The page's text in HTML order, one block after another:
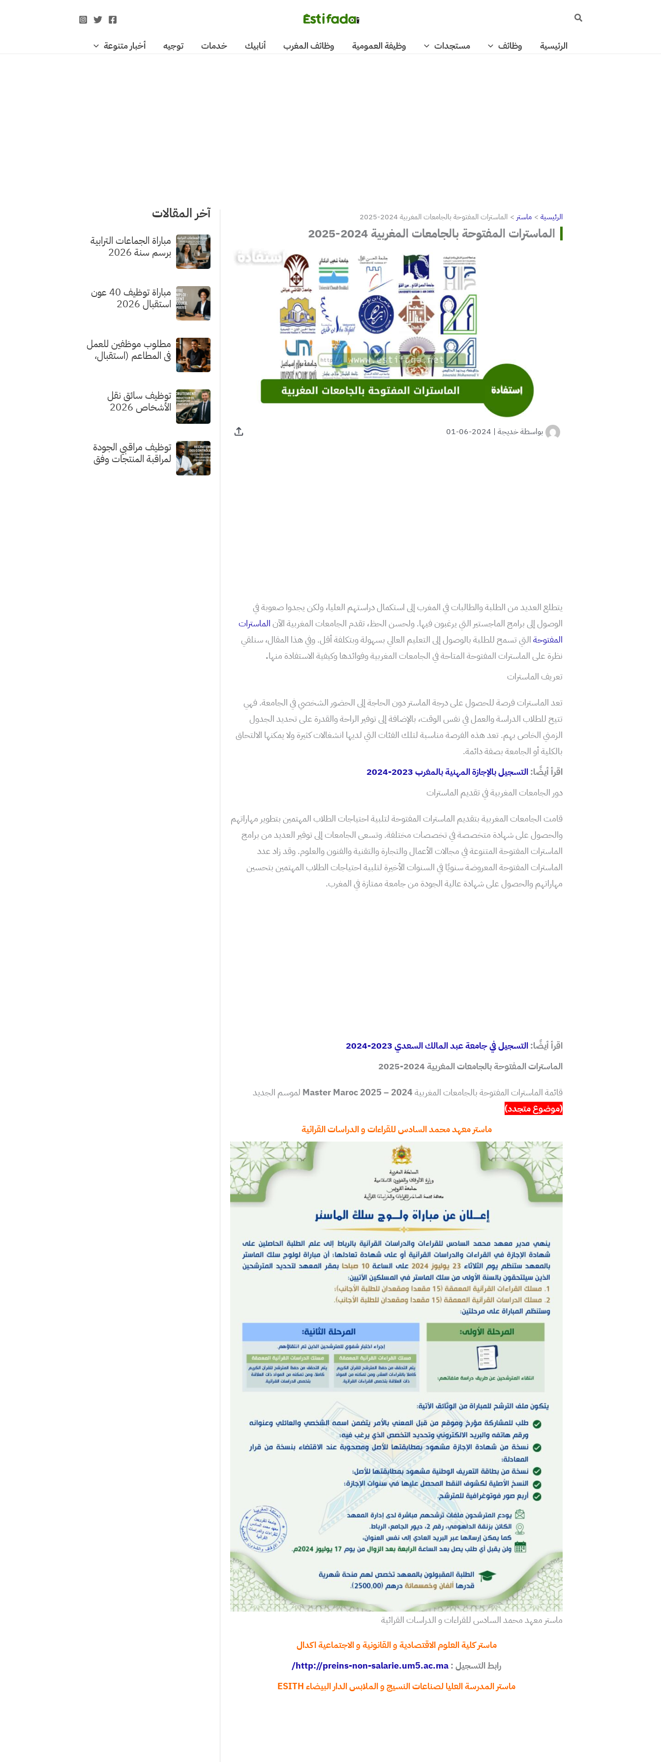
البحث
الرئيسية وظائف مستجدات وظيفة العمومية وظائف المغرب أنابيك خدمات توجيه أخبار متنوعة
الرئيسية ماستر الماسترات المفتوحة بالجامعات المغربية 2024-2025
الماسترات المفتوحة بالجامعات المغربية 2024-2025
بواسطةخديجة |
2024-06-01
يتطلع العديد من الطلبة والطالبات في المغرب إلى استكمال دراستهم العليا، ولكن يجدوا صعوبة في
الوصول إلى برامج الماجستير التي يرغبون فيها. ولحسن الحظ، تقدم الجامعات المغربية الآنالماسترات
المفتوحةالتي تسمح للطلبة بالوصول إلى التعليم العالي بسهولة وبتكلفة أقل. وفي هذا المقال، سنلقي
نظرة على الماسترات المفتوحة المتاحة في الجامعات المغربية وفوائدها وكيفية الاستفادة منها.
تعريف الماسترات
تعد الماسترات فرصة للحصول على درجة الماستر دون الحاجة إلى الحضور الشخصي في الجامعة. فهي
تتيح للطلاب الدراسة والعمل في نفس الوقت، بالإضافة إلى توفير الراحة والقدرة على تحديد الجدول
الزمني الخاص بهم. تعد هذه الفرصة مناسبة لتلك الفئات التي لديها انشغالات كثيرة ولا يمكنها الالتحاق
بالكلية أو الجامعة بصفة دائمة.
اقرأ أيضًا:التسجيل بالإجازة المهنية بالمغرب 2023-2024
دور الجامعات المغربية في تقديم الماسترات
قامت الجامعات المغربية بتقديم الماسترات المفتوحة لتلبية احتياجات الطلاب المهتمين بتطوير مهاراتهم
والحصول على شهادة متخصصة في تخصصات مختلفة. وتسعى الجامعات إلى توفير العديد من برامج
الماسترات المفتوحة المتنوعة في مجالات الأعمال والتجارة والتقنية والفنون والعلوم. وقد زاد عدد
الماسترات المفتوحة المعروضة سنويًا في السنوات الأخيرة لتلبية احتياجات الطلاب المهتمين بتحسين
مهاراتهم والحصول على شهادة عالية الجودة من جامعة ممتازة في المغرب.
اقرأ أيضًا:التسجيل في جامعة عبد المالك السعدي 2023-2024
الماسترات المفتوحة بالجامعات المغربية 2024-2025
قائمة الماسترات المفتوحة بالجامعات المغربيةMaster Maroc 2025 – 2024 لموسم الجديد
(موضوع متجدد)
ماستر معهد محمد السادس للقراءات و الدراسات القرائية
ماستر معهد محمد السادس للقراءات و الدراسات القرائية
ماستر كلية العلوم الاقتصادية و القانونية و الاجتماعية اكدال
رابط التسجيل :http://preins-non-salarie.um5.ac.ma/
ماستر المدرسة العليا لصناعات النسيج و الملابس الدار البيضاء ESITH
آخر المقالات
مباراة الجماعات الترابية
برسم سنة 2026
مباراة توظيف 40 عون
استقبال 2026
مطلوب موظفين للعمل
في المطاعم (استقبال،
توظيف سائق نقل
الأشخاص 2026
توظيف مراقبي الجودة
لمراقبة المنتجات وفق